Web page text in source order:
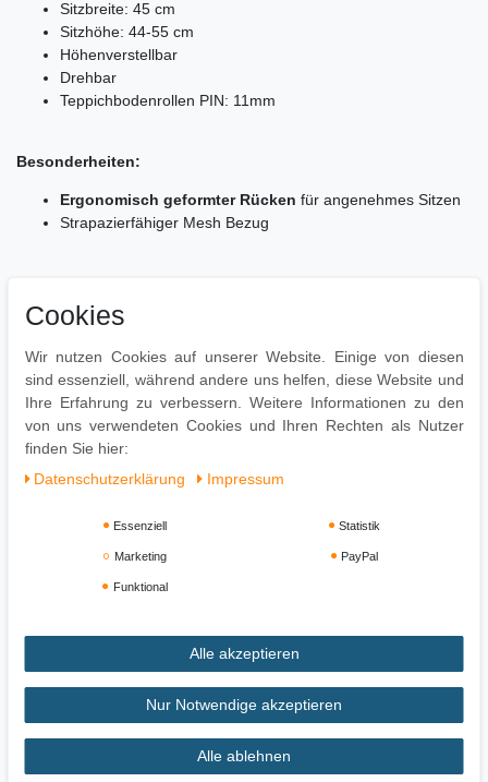
Sitzbreite: 45 cm
Sitzhöhe: 44-55 cm
Höhenverstellbar
Drehbar
Teppichbodenrollen PIN: 11mm
Besonderheiten:
Ergonomisch geformter Rücken für angenehmes Sitzen
Strapazierfähiger Mesh Bezug
1 Kinderstuhl ohne Dekoration
Design:
Cooles Design für Jungen und Mädchen geeignet
Impressum Daten­schutz­erklärung
Cookies
Wir nutzen Cookies auf unserer Website. Einige von diesen
sind essenziell, während andere uns helfen, diese Website und
Ihre Erfahrung zu verbessern. Weitere Informationen zu den
von uns verwendeten Cookies und Ihren Rechten als Nutzer
finden Sie hier:
Daten­schutz­erklärung
Impressum
Essenziell Statistik
Marketing PayPal
Funktional
Alle akzeptieren
Nur Notwendige akzeptieren
Alle ablehnen